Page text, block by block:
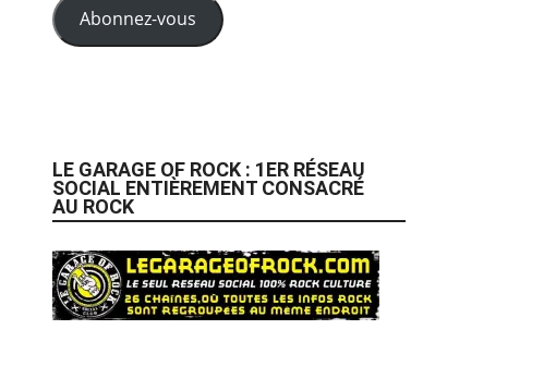
Abonnez-vous
LE GARAGE OF ROCK : 1ER RÉSEAU
SOCIAL ENTIÈREMENT CONSACRÉ
AU ROCK